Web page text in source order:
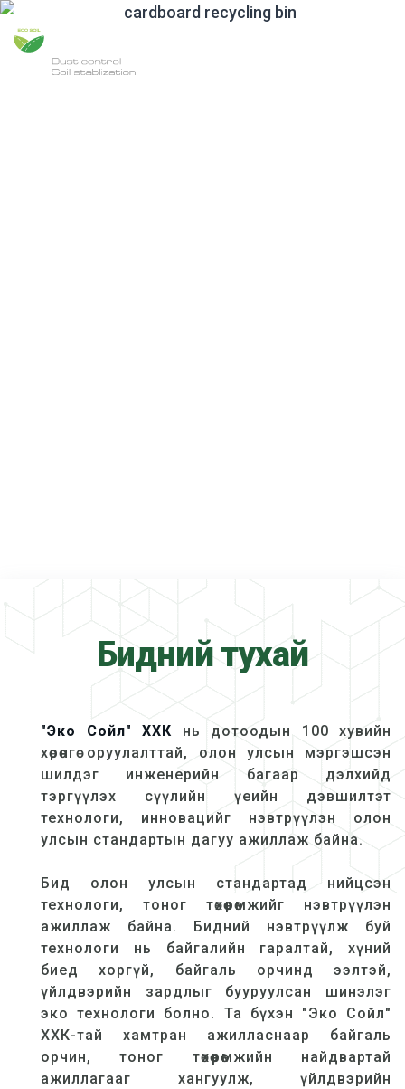
Бидний тухай
"Эко Сойл" ХХК нь дотоодын 100 хувийн
хөрөнгө оруулалттай, олон улсын мэргэшсэн
шилдэг инженерийн багаар дэлхийд
тэргүүлэх сүүлийн үеийн дэвшилтэт
технологи, инновацийг нэвтрүүлэн олон
улсын стандартын дагуу ажиллаж байна.
Бид олон улсын стандартад нийцсэн
технологи, тоног төхөөрөмжийг нэвтрүүлэн
ажиллаж байна. Бидний нэвтрүүлж буй
технологи нь байгалийн гаралтай, хүний
биед хоргүй, байгаль орчинд ээлтэй,
үйлдвэрийн зардлыг бууруулсан шинэлэг
эко технологи болно. Та бүхэн "Эко Сойл"
ХХК-тай хамтран ажилласнаар байгаль
орчин, тоног төхөөрөмжийн найдвартай
ажиллагааг хангуулж, үйлдвэрийн